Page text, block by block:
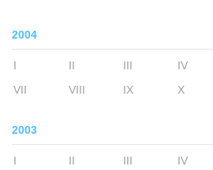
2004
I II III IV
VII
VIII IX X
2003
I II III IV